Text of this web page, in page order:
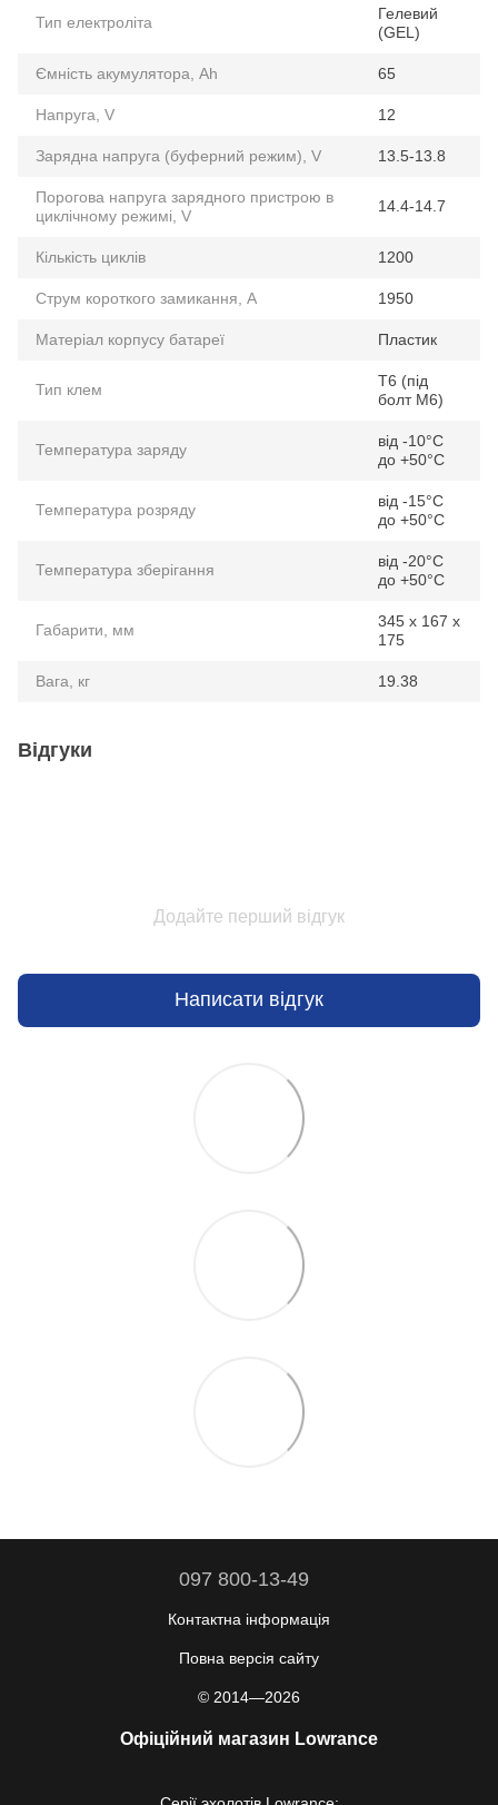
Тип електроліта
Гелевий
(GEL)
Ємність акумулятора, Ah 65
Напруга, V 12
Зарядна напруга (буферний режим), V 13.5-13.8
Порогова напруга зарядного пристрою в
циклічному режимі, V
14.4-14.7
Кількість циклів 1200
Струм короткого замикання, A 1950
Матеріал корпусу батареї Пластик
Тип клем
Т6 (під
болт М6)
Температура заряду
від -10°C
до +50°C
Температура розряду
від -15°C
до +50°C
Температура зберігання
від -20°C
до +50°C
Габарити, мм
345 х 167 х
175
Вага, кг 19.38
Відгуки
Додайте перший відгук
Написати відгук
097 800-13-49
Контактна інформація
Повна версія сайту
© 2014—2026
Офіційний магазин Lowrance